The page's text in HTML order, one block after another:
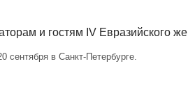
и гостям IV Евразийского
сентября в Санкт-Петербурге.